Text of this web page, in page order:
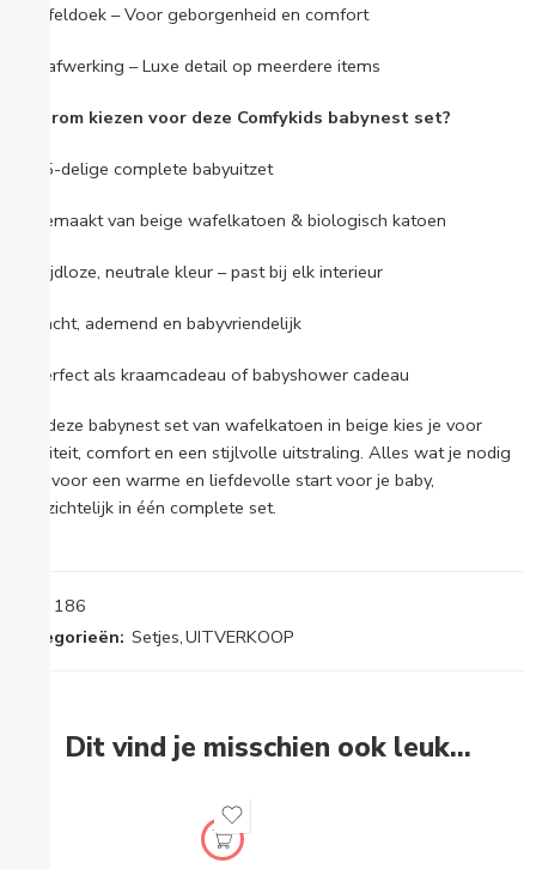
Knuffeldoek – Voor geborgenheid en comfort
Strikafwerking – Luxe detail op meerdere items
Waarom kiezen voor deze Comfykids babynest set?
✔ 15-delige complete babyuitzet
✔ Gemaakt van beige wafelkatoen & biologisch katoen
✔ Tijdloze, neutrale kleur – past bij elk interieur
✔ Zacht, ademend en babyvriendelijk
✔ Perfect als kraamcadeau of babyshower cadeau
Met deze babynest set van wafelkatoen in beige kies je voor
kwaliteit, comfort en een stijlvolle uitstraling. Alles wat je nodig
hebt voor een warme en liefdevolle start voor je baby,
overzichtelijk in één complete set.
186
Categorieën: Setjes,UITVERKOOP
Dit vind je misschien ook leuk…